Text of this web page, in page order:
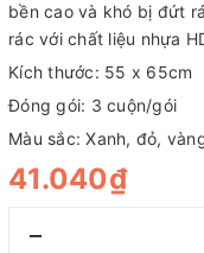
bền cao và khó bị đứt
rác với chất liệu nhựa
Kích thước: 55 x 65cm
Đóng gói: 3 cuộn/gói
Màu sắc: Xanh, đỏ,
41.040₫
–